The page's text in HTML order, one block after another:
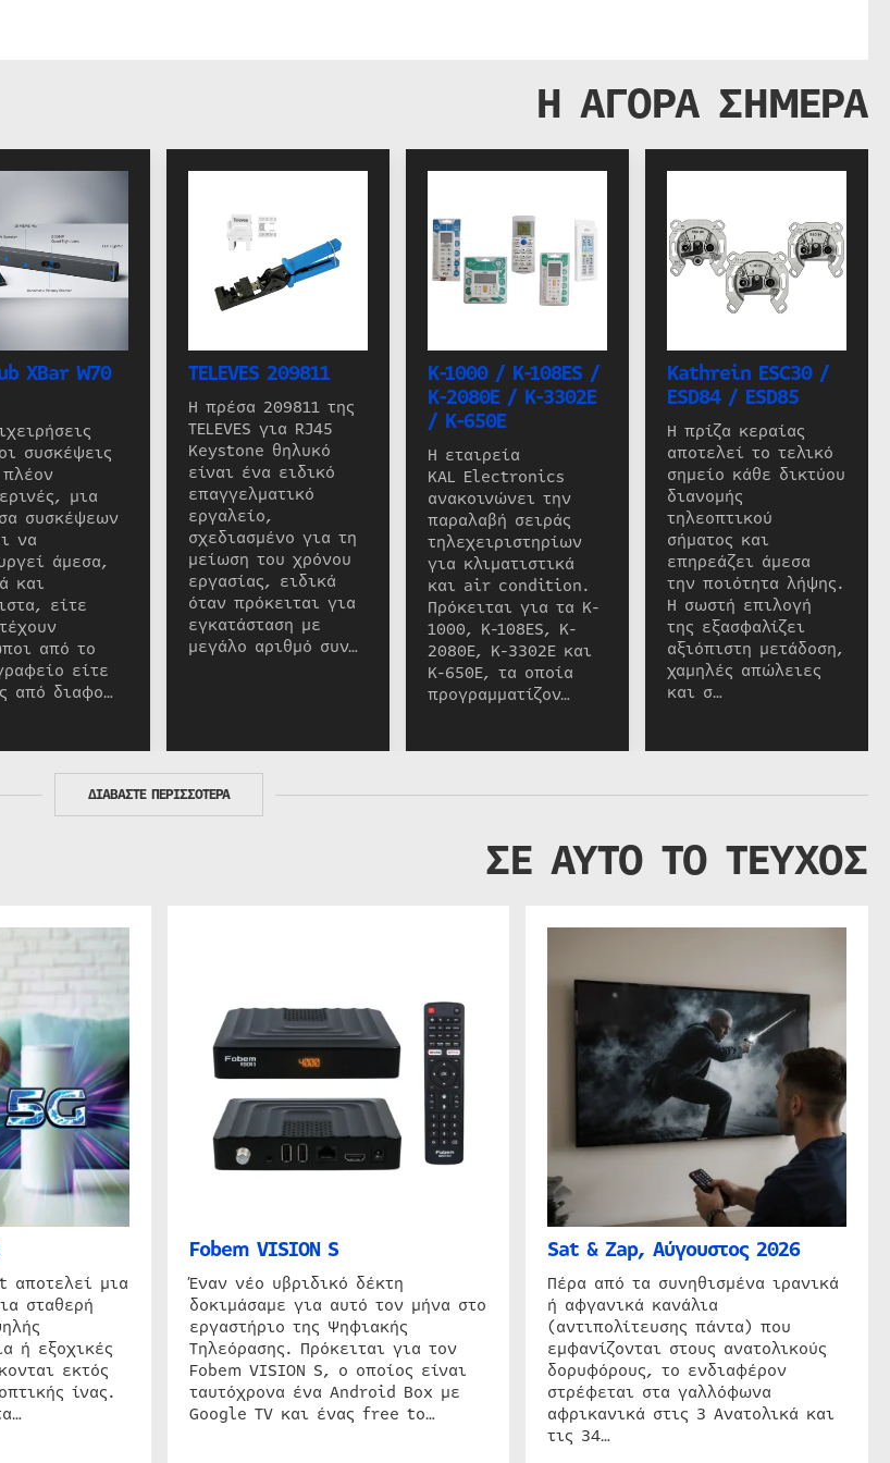
Η ΑΓΟΡΑ ΣΗΜΕΡΑ
XBar W70
συσκέψεις
μια
συσκέψεων
να
άμεσα,
και
είτε
από το
είτε
από διαφο…
TELEVES 209811
Η πρέσα 209811 της
TELEVES για RJ45
Keystone θηλυκό
είναι ένα ειδικό
επαγγελματικό
εργαλείο,
σχεδιασμένο για τη
μείωση του χρόνου
εργασίας, ειδικά
όταν πρόκειται για
εγκατάσταση με
μεγάλο αριθμό συν…
K-1000 / K-108ES /
K-2080E / K-3302E
/ K-650E
Η εταιρεία
KAL Electronics
ανακοινώνει την
παραλαβή σειράς
τηλεχειριστηρίων
για κλιματιστικά
και air condition.
Πρόκειται για τα K-
1000, K-108ES, K-
2080E, K-3302E και
K-650E, τα οποία
προγραμματίζον…
Kathrein ESC30 /
ESD84 / ESD85
Η πρίζα κεραίας
αποτελεί το τελικό
σημείο κάθε δικτύου
διανομής
τηλεοπτικού
σήματος και
επηρεάζει άμεσα
την ποιότητα λήψης.
Η σωστή επιλογή
της εξασφαλίζει
αξιόπιστη μετάδοση,
χαμηλές απώλειες
και σ…
ΔΙΑΒΑΣΤΕ ΠΕΡΙΣΣΟΤΕΡΑ
ΣΕ ΑΥΤΟ ΤΟ ΤΕΥΧΟΣ
αποτελεί μια
σταθερή
ή εξοχικές
εκτός
ίνας.
Fobem VISION S
Έναν νέο υβριδικό δέκτη
δοκιμάσαμε για αυτό τον μήνα στο
εργαστήριο της Ψηφιακής
Τηλεόρασης. Πρόκειται για τον
Fobem VISION S, ο οποίος είναι
ταυτόχρονα ένα Android Box με
Google TV και ένας free to…
Sat & Zap, Αύγουστος 2026
Πέρα από τα συνηθισμένα ιρανικά
ή αφγανικά κανάλια
(αντιπολίτευσης πάντα) που
εμφανίζονται στους ανατολικούς
δορυφόρους, το ενδιαφέρον
στρέφεται στα γαλλόφωνα
αφρικανικά στις 3 Ανατολικά και
τις 34…